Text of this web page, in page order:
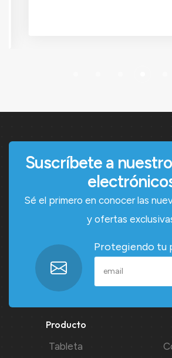
Suscríbete a
Sé el primero en conocer las
y ofertas
Protegiendo tu
Producto
Tableta